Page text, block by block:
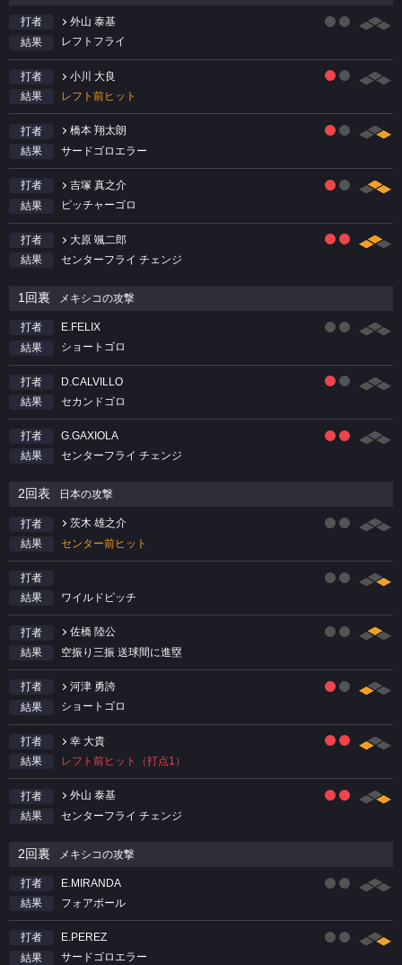
打者
外山 泰基
結果
レフトフライ
打者
小川 大良
結果
レフト前ヒット
打者
橋本 翔太朗
結果
サードゴロエラー
打者
吉塚 真之介
結果
ピッチャーゴロ
打者
大原 颯二郎
結果
センターフライ チェンジ
1回裏 メキシコの攻撃
打者
E.FELIX
結果
ショートゴロ
打者
D.CALVILLO
結果
セカンドゴロ
打者
G.GAXIOLA
結果
センターフライ チェンジ
2回表 日本の攻撃
打者
茨木 雄之介
結果
センター前ヒット
打者
結果
ワイルドピッチ
打者
佐橋 陸公
結果
空振り三振 送球間に進塁
打者
河津 勇誇
結果
ショートゴロ
打者
幸 大貴
結果
レフト前ヒット（打点1）
打者
外山 泰基
結果
センターフライ チェンジ
2回裏 メキシコの攻撃
打者
E.MIRANDA
結果
フォアボール
打者
E.PEREZ
結果
サードゴロエラー